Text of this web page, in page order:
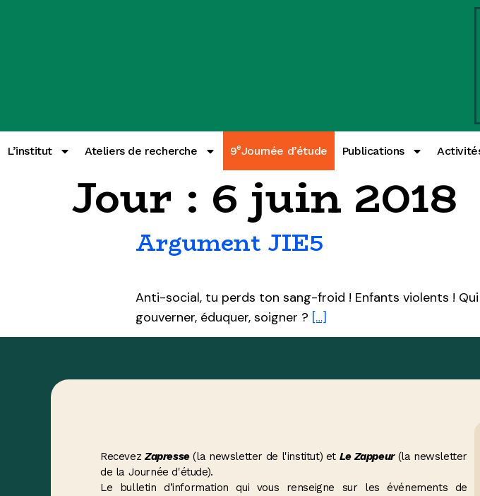
L’institut Ateliers de recherche 9eJournée d’étude Publications
Jour : 6 juin 2018
Argument JIE5
Anti-social, tu perds ton sang-froid ! Enfants violents !
gouverner, éduquer, soigner ? […]
RecevezZapresse(la newsletter de l'institut) et Le Zappeur(la newsletter
de la Journée d'étude).
Le bulletin d’information qui vous renseigne sur les événements de